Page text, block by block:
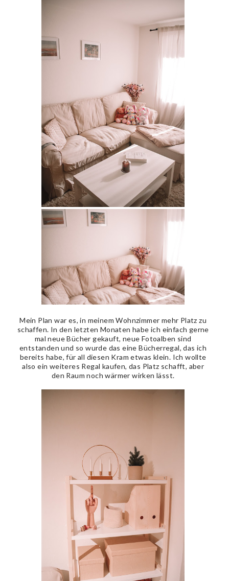
Mein Plan war es, in meinem Wohnzimmer mehr Platz zu
schaffen. In den letzten Monaten habe ich einfach gerne
mal neue Bücher gekauft, neue Fotoalben sind
entstanden und so wurde das eine Bücherregal, das ich
bereits habe, für all diesen Kram etwas klein. Ich wollte
also ein weiteres Regal kaufen, das Platz schafft, aber
den Raum noch wärmer wirken lässt.